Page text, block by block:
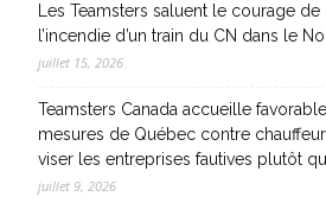
Les Teamsters saluent le courage
l’incendie d’un train du CN dans le
juillet 15, 2026
Teamsters Canada accueille
mesures de Québec contre
viser les entreprises fautives plutôt
juillet 9, 2026